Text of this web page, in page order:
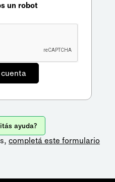
un robot
ayuda?
completá este formulario